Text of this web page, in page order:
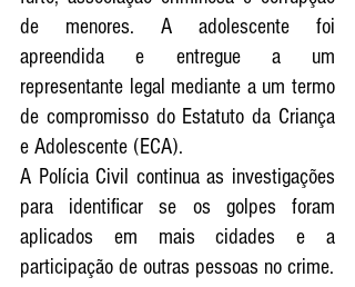
de menores. A adolescente foi
apreendida e entregue a um
representante legal mediante a um termo
de compromisso do Estatuto da Criança
e Adolescente (ECA).
A Polícia Civil continua as investigações
para identificar se os golpes foram
aplicados em mais cidades e a
participação de outras pessoas no crime.